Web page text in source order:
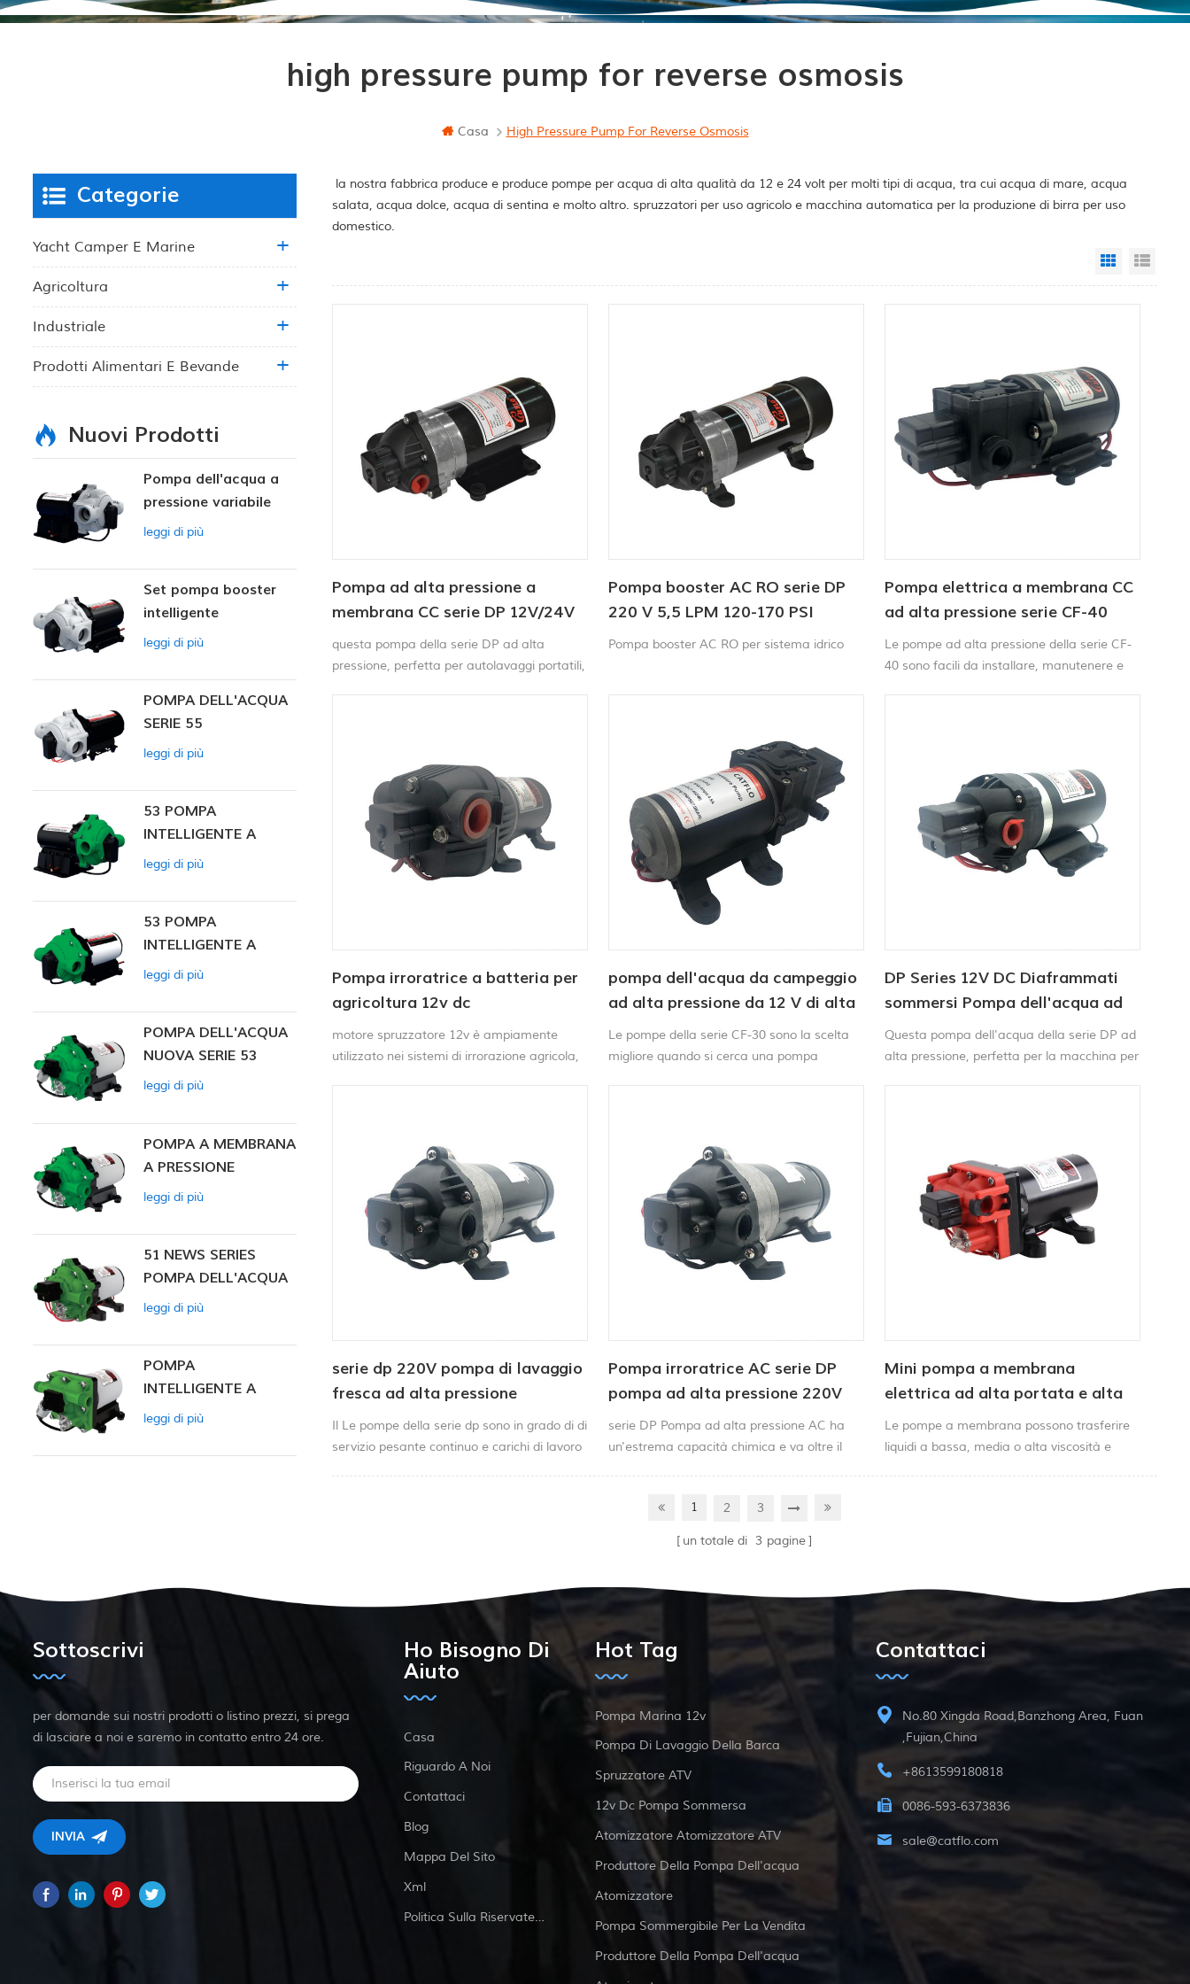
high pressure pump for reverse osmosis
Casa High Pressure Pump For Reverse Osmosis
la nostra fabbrica produce e produce pompe per acqua di alta qualità da 12 e 24 volt per molti tipi di acqua, tra cui acqua di mare, acqua
salata, acqua dolce, acqua di sentina e molto altro. spruzzatori per uso agricolo e macchina automatica per la produzione di birra per uso
domestico.
Grid View
Pompa ad alta pressione a
membrana CC serie DP 12V/24V
4.6.5-5.5LPM 60-170PSI
questa pompa della serie DP ad alta
pressione, perfetta per autolavaggi portatili,
Pompa booster AC RO serie DP
220 V 5,5 LPM 120-170 PSI
Pompa booster AC RO per sistema idrico
Pompa elettrica a membrana CC
ad alta pressione serie CF-40
Le pompe ad alta pressione della serie CF-
40 sono facili da installare, manutenere e
Pompa irroratrice a batteria per
agricoltura 12v dc
motore spruzzatore 12v è ampiamente
utilizzato nei sistemi di irrorazione agricola,
pompa dell'acqua da campeggio
ad alta pressione da 12 V di alta
qualità
Le pompe della serie CF-30 sono la scelta
migliore quando si cerca una pompa
di usufruire della praticità del collegamento
DP Series 12V DC Diaframmati
sommersi Pompa dell'acqua ad
alta pressione
Questa pompa dell'acqua della serie DP ad
alta pressione, perfetta per la macchina per
serie dp 220V pompa di lavaggio
fresca ad alta pressione
Il Le pompe della serie dp sono in grado di di
servizio pesante continuo e carichi di lavoro
Pompa irroratrice AC serie DP
pompa ad alta pressione 220V
serie DP Pompa ad alta pressione AC ha
un'estrema capacità chimica e va oltre il
Mini pompa a membrana
elettrica ad alta portata e alta
pressione
Le pompe a membrana possono trasferire
liquidi a bassa, media o alta viscosità e
1 2 3
un totale di 3 pagine
Categorie
Yacht Camper E Marine
Agricoltura
Industriale
Prodotti Alimentari E Bevande
Nuovi Prodotti
Pompa dell'acqua a
pressione variabile
intelligente
leggi di più
Set pompa booster
intelligente
leggi di più
POMPA DELL'ACQUA
SERIE 55
leggi di più
53 POMPA
INTELLIGENTE A
PRESSIONE
leggi di più
53 POMPA
INTELLIGENTE A
PRESSIONE
leggi di più
POMPA DELL'ACQUA
NUOVA SERIE 53
leggi di più
POMPA A MEMBRANA
A PRESSIONE
COSTANTE
leggi di più
51 NEWS SERIES
POMPA DELL'ACQUA
leggi di più
POMPA
INTELLIGENTE A
PRESSIONE
42
leggi di più
Sottoscrivi
per domande sui nostri prodotti o listino prezzi, si prega
di lasciare a noi e saremo in contatto entro 24 ore.
Ho Bisogno Di
Aiuto
Casa
Riguardo A Noi
Contattaci
Blog
Mappa Del Sito
Xml
Politica Sulla Riservatezza
Hot Tag
Pompa Marina 12v
Pompa Di Lavaggio Della Barca
Spruzzatore ATV
12v Dc Pompa Sommersa
Atomizzatore Atomizzatore ATV
Produttore Della Pompa Dell'acqua
Atomizzatore
Pompa Sommergibile Per La Vendita
Produttore Della Pompa Dell'acqua
Contattaci
No.80 Xingda Road,Banzhong Area, Fuan
,Fujian,China
+8613599180818
0086-593-6373836
sale@catflo.com